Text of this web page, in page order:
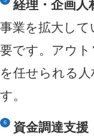
経理・企画人
事業を拡大し
要です。アウ
を任せられる
す。
資金調達支援